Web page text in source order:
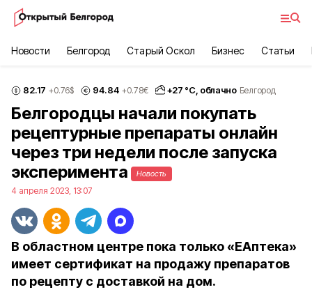
Новости Белгород Старый Оскол Бизнес Статьи
82.17 +0.76$ 94.84 +0.78€ +27 °С, облачно Белгород
Белгородцы начали покупать
рецептурные препараты онлайн
через три недели после запуска
эксперимента
Новость
4 апреля 2023, 13:07
В областном центре пока только «ЕАптека»
имеет сертификат на продажу препаратов
по рецепту с доставкой на дом.